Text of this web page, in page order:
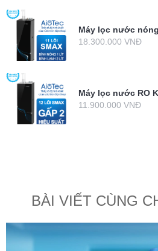
Máy lọc nước
18.300.000 VNĐ
Máy lọc nước RO
11.900.000 VNĐ
BÀI VIẾT CÙNG